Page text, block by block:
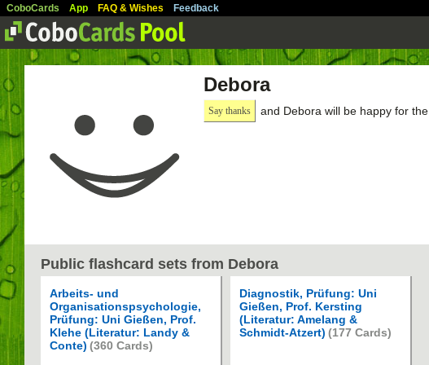
CoboCards App FAQ & Wishes Feedback
Debora
Say thanks and Debora will be happy for the
Public flashcard sets from Debora
Arbeits- und
Organisationspsychologie,
Prüfung: Uni Gießen, Prof.
Klehe (Literatur: Landy &
Conte) (360 Cards)
Diagnostik, Prüfung: Uni
Gießen, Prof. Kersting
(Literatur: Amelang &
Schmidt-Atzert) (177 Cards)